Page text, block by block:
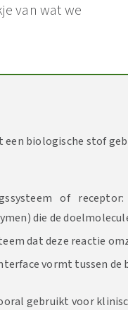
van wat we
een biologische stof
of
die de
dat deze reactie
vormt tussen
gebruikt voor